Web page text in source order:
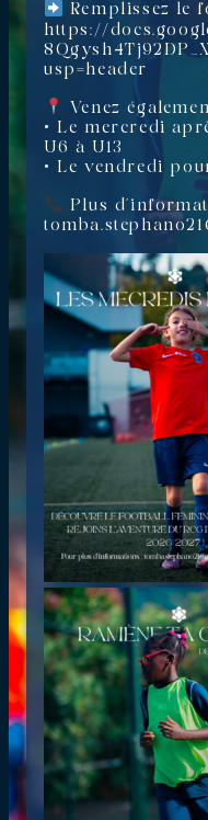
Remplissez le
https://
usp=header
Venez
• Le mercredi
U6 à U13
• Le vendredi
Plus